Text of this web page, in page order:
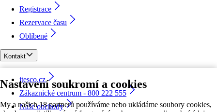
Nastavení soukromí a cookies
My a našich 18 partnerů používáme nebo ukládáme soubory cookies,
Registrace
Rezervace času
Oblíbené
Kontakt
itesco.cz
Zákaznické centrum - 800 222 555
Naše obchody